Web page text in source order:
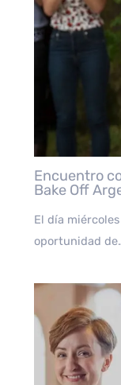
Encuentro
Bake Off
El día
oportunidad